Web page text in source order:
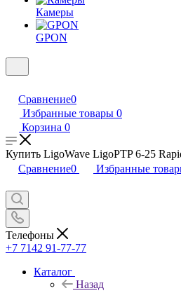
Камеры
GPON
Сравнение0
Избранные товары 0
Корзина 0
Купить LigoWave LigoPTP 6-25
Сравнение0 Избранные
Телефоны
+7 7142 91-77-77
Каталог
Назад